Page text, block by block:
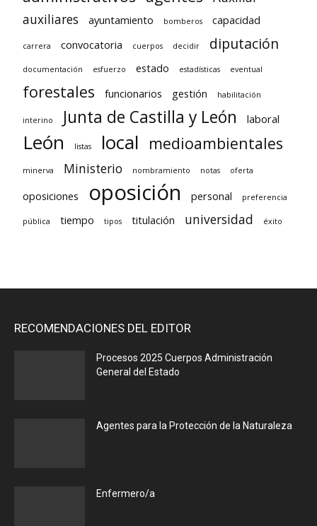
auxiliares
ayuntamiento bomberos capacidad
carrera convocatoria cuerpos decidir diputación
documentación esfuerzo estado estadísticas eventual
forestales funcionarios gestión habilitación
interino Junta de Castilla y León laboral
León listas local medioambientales
minerva Ministerio nombramiento notas oferta
oposiciones oposición personal preferencia
pública tiempo tipos titulación universidad éxito
RECOMENDACIONES DEL EDITOR
Procesos 2025 Cuerpos Administración
General del Estado
Agentes para la Protección de la Naturaleza
Enfermero/a